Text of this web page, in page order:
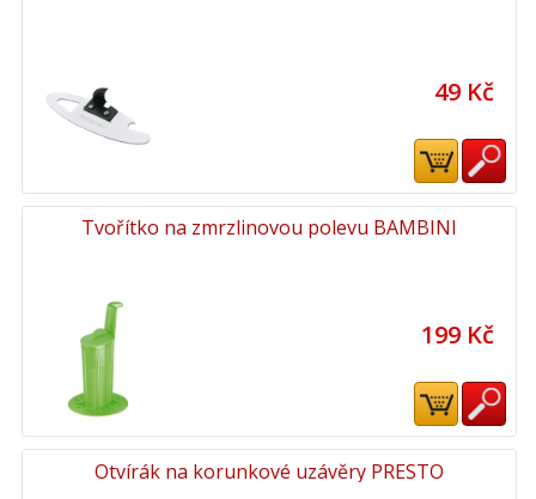
49 Kč
Tvořítko na zmrzlinovou polevu BAMBINI
199 Kč
Otvírák na korunkové uzávěry PRESTO